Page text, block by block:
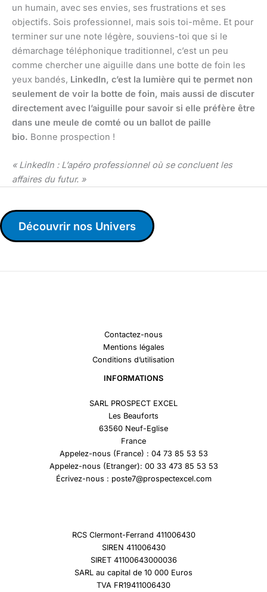
un humain, avec ses envies, ses frustrations et ses
objectifs. Sois professionnel, mais sois toi-même. Et pour
terminer sur une note légère, souviens-toi que si le
démarchage téléphonique traditionnel, c’est un peu
comme chercher une aiguille dans une botte de foin les
yeux bandés, LinkedIn, c’est la lumière qui te permet non
seulement de voir la botte de foin, mais aussi de discuter
directement avec l’aiguille pour savoir si elle préfère être
dans une meule de comté ou un ballot de paille
bio. Bonne prospection !
« LinkedIn : L’apéro professionnel où se concluent les
affaires du futur. »
Découvrir nos Univers
Contactez-nous
Mentions légales
Conditions d’utilisation
INFORMATIONS
SARL PROSPECT EXCEL
Les Beauforts
63560 Neuf-Eglise
France
Appelez-nous (France) : 04 73 85 53 53
Appelez-nous (Etranger): 00 33 473 85 53 53
Écrivez-nous : poste7@prospectexcel.com
RCS Clermont-Ferrand 411006430
SIREN 411006430
SIRET 41100643000036
SARL au capital de 10 000 Euros
TVA FR19411006430